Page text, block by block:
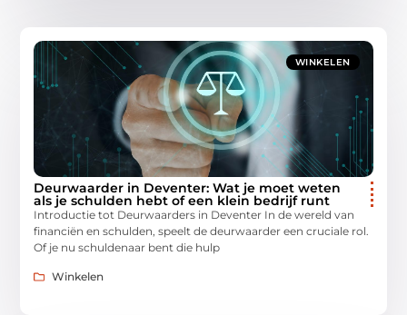
WINKELEN
Deurwaarder in Deventer: Wat je moet weten
als je schulden hebt of een klein bedrijf runt
Introductie tot Deurwaarders in Deventer In de wereld van
financiën en schulden, speelt de deurwaarder een cruciale rol.
Of je nu schuldenaar bent die hulp
Winkelen